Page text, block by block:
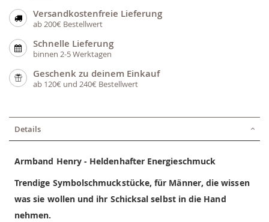
Versandkostenfreie Lieferung
ab 200€ Bestellwert
Schnelle Lieferung
binnen 2-5 Werktagen
Geschenk zu deinem Einkauf
ab 120€ und 240€ Bestellwert
Details
Armband Henry - Heldenhafter Energieschmuck
Trendige Symbolschmuckstücke, für Männer, die wissen
was sie wollen und ihr Schicksal selbst in die Hand
nehmen.